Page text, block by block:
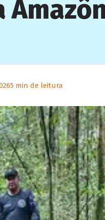
5 min de leitura